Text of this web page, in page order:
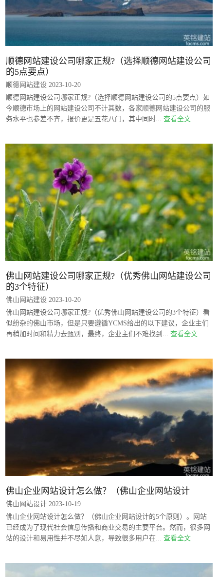
顺德网站建设公司哪家正规?（选择顺德网站建设公司
的5点要点）
顺德网站建设 2023-10-20
顺德网站建设公司哪家正规?（选择顺德网站建设公司的5点要点）如
今顺德市场上的网站建设公司不计其数，各家顺德网站建设公司的服
务水平也参差不齐，报价更是五花八门，其中同时... 查看全文
佛山网站建设公司哪家正规?（优秀佛山网站建设公司
的3个特征）
佛山网站建设 2023-10-20
佛山网站建设公司哪家正规?（优秀佛山网站建设公司的3个特征）看
似纷杂的佛山市场，但是只要遵循YCMS给出的以下建议，企业主们
再稍加时间和精力去甄别，最终，企业主们不难找到... 查看全文
佛山企业网站设计怎么做？（佛山企业网站设计
佛山网站设计 2023-10-19
佛山企业网站设计怎么做？（佛山企业网站设计的5个原则）。网站
已经成为了现代社会信息传播和商业交易的主要平台。然而，很多网
站的设计和易用性并不尽如人意，导致很多用户在... 查看全文